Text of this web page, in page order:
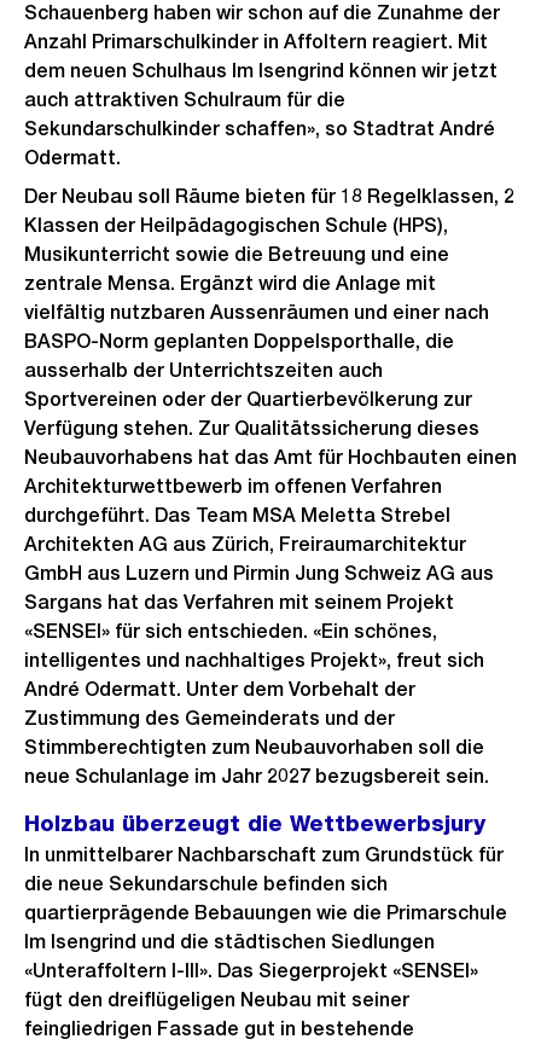
Schauenberg haben wir schon auf die Zunahme der
Anzahl Primarschulkinder in Affoltern reagiert. Mit
dem neuen Schulhaus Im Isengrind können wir jetzt
auch attraktiven Schulraum für die
Sekundarschulkinder schaffen», so Stadtrat André
Odermatt.
Der Neubau soll Räume bieten für 18 Regelklassen, 2
Klassen der Heilpädagogischen Schule (HPS),
Musikunterricht sowie die Betreuung und eine
zentrale Mensa. Ergänzt wird die Anlage mit
vielfältig nutzbaren Aussenräumen und einer nach
BASPO-Norm geplanten Doppelsporthalle, die
ausserhalb der Unterrichtszeiten auch
Sportvereinen oder der Quartierbevölkerung zur
Verfügung stehen. Zur Qualitätssicherung dieses
Neubauvorhabens hat das Amt für Hochbauten einen
Architekturwettbewerb im offenen Verfahren
durchgeführt. Das Team MSA Meletta Strebel
Architekten AG aus Zürich, Freiraumarchitektur
GmbH aus Luzern und Pirmin Jung Schweiz AG aus
Sargans hat das Verfahren mit seinem Projekt
«SENSEI» für sich entschieden. «Ein schönes,
intelligentes und nachhaltiges Projekt», freut sich
André Odermatt. Unter dem Vorbehalt der
Zustimmung des Gemeinderats und der
Stimmberechtigten zum Neubauvorhaben soll die
neue Schulanlage im Jahr 2027 bezugsbereit sein.
Holzbau überzeugt die Wettbewerbsjury
In unmittelbarer Nachbarschaft zum Grundstück für
die neue Sekundarschule befinden sich
quartierprägende Bebauungen wie die Primarschule
Im Isengrind und die städtischen Siedlungen
«Unteraffoltern I-III». Das Siegerprojekt «SENSEI»
fügt den dreiflügeligen Neubau mit seiner
feingliedrigen Fassade gut in bestehende